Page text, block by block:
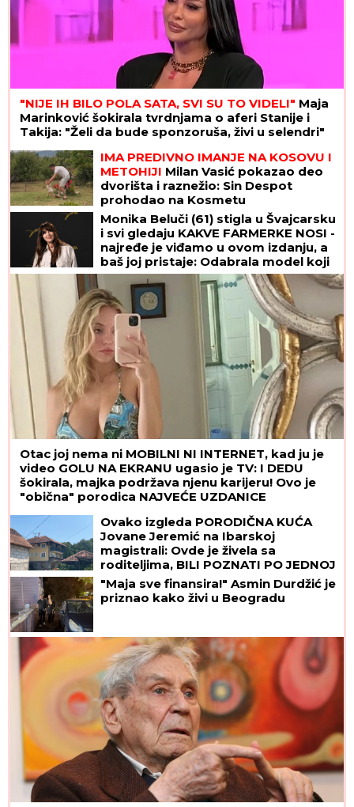
"NIJE IH BILO POLA SATA, SVI SU TO VIDELI" Maja
Marinković šokirala tvrdnjama o aferi Stanije i
Takija: "Želi da bude sponzoruša, živi u selendri"
IMA PREDIVNO IMANJE NA KOSOVU I
METOHIJI Milan Vasić pokazao deo
dvorišta i raznežio: Sin Despot
prohodao na Kosmetu
Monika Beluči (61) stigla u Švajcarsku
i svi gledaju KAKVE FARMERKE NOSI -
najređe je viđamo u ovom izdanju, a
baš joj pristaje: Odabrala model koji
izdužuje figuru, a onda se vratila
prepoznatljivom stilu
Otac joj nema ni MOBILNI NI INTERNET, kad ju je
video GOLU NA EKRANU ugasio je TV: I DEDU
šokirala, majka podržava njenu karijeru! Ovo je
"obična" porodica NAJVEĆE UZDANICE
Ovako izgleda PORODIČNA KUĆA
Jovane Jeremić na Ibarskoj
magistrali: Ovde je živela sa
roditeljima, BILI POZNATI PO JEDNOJ
STVARI!
"Maja sve finansira!" Asmin Durdžić je
priznao kako živi u Beogradu